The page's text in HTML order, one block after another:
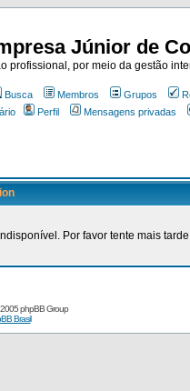
Júnior de
por meio da gestão
Busca Membros Grupos
Perfil Mensagens privadas
Por favor tente mais
phpBB Group
Brasil